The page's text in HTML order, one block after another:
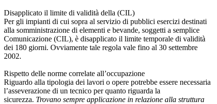
Disapplicato il limite di validità della (CIL)
Per gli impianti di cui sopra al servizio di pubblici esercizi destinati
alla somministrazione di elementi e bevande, soggetti a semplice
Comunicazione (CIL), è disapplicato il limite temporale di validità
dei 180 giorni. Ovviamente tale regola vale fino al 30 settembre
2002.
Rispetto delle norme correlate all’occupazione
Riguardo alla tipologia dei lavori o opere potrebbe essere necessaria
l’asseverazione di un tecnico per quanto riguarda la
sicurezza. Trovano sempre applicazione in relazione alla struttura